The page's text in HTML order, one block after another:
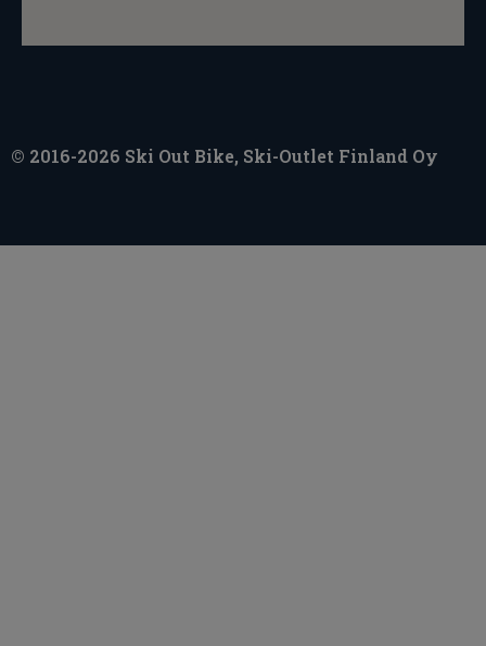
© 2016-2026 Ski Out Bike, Ski-Outlet Finland Oy